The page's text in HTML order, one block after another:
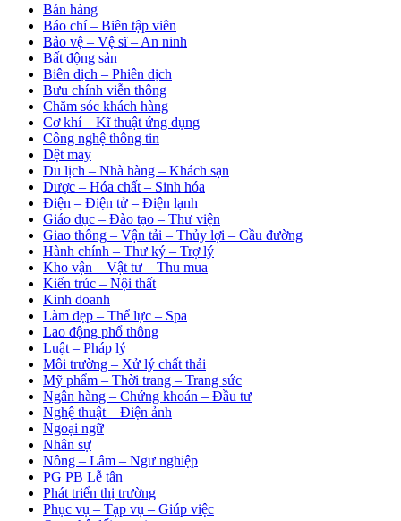
Bán hàng
Báo chí – Biên tập viên
Bảo vệ – Vệ sĩ – An ninh
Bất động sản
Biên dịch – Phiên dịch
Bưu chính viễn thông
Chăm sóc khách hàng
Cơ khí – Kĩ thuật ứng dụng
Công nghệ thông tin
Dệt may
Du lịch – Nhà hàng – Khách sạn
Dược – Hóa chất – Sinh hóa
Điện – Điện tử – Điện lạnh
Giáo dục – Đào tạo – Thư viện
Giao thông – Vận tải – Thủy lợi – Cầu đường
Hành chính – Thư ký – Trợ lý
Kho vận – Vật tư – Thu mua
Kiến trúc – Nội thất
Kinh doanh
Làm đẹp – Thể lực – Spa
Lao động phổ thông
Luật – Pháp lý
Môi trường – Xử lý chất thải
Mỹ phẩm – Thời trang – Trang sức
Ngân hàng – Chứng khoán – Đầu tư
Nghệ thuật – Điện ảnh
Ngoại ngữ
Nhân sự
Nông – Lâm – Ngư nghiệp
PG PB Lễ tân
Phát triển thị trường
Phục vụ – Tạp vụ – Giúp việc